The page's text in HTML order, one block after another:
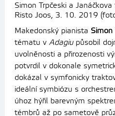
Simon Trpčeski a
Risto Joos, 3. 10. 2019
Makedonský pianista Simon
tématu v Adagiu působil
uvolněnosti a přirozenosti
potvrdil v dokonale
dokázal v symfonicky
ideální symbiózu s
úhoz hýřil barevným
témbrů až po sametově